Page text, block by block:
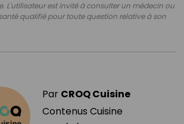
L'utilisateur est invité à consulter un médecin ou
qualifié pour toute question relative à son
Par CROQ Cuisine
Contenus Cuisine